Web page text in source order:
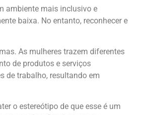
ambiente mais inclusivo e
baixa. No entanto, reconhecer e
As mulheres trazem diferentes
de produtos e serviços
de trabalho, resultando em
o estereótipo de que esse é um